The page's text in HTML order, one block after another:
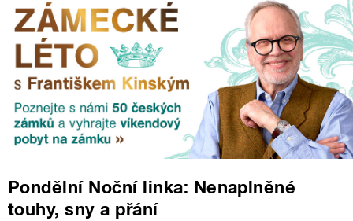
Pondělní Noční linka: Nenaplněné
touhy, sny a přání